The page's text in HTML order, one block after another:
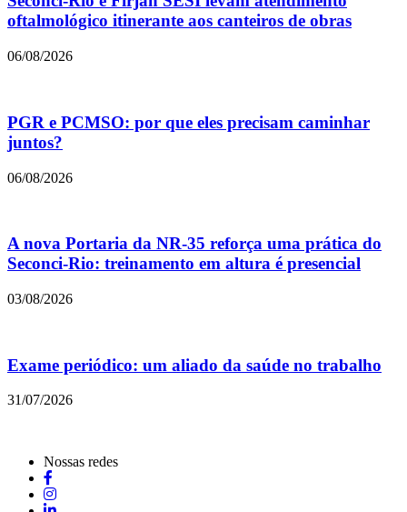
oftalmológico itinerante aos canteiros de obras
06/08/2026
PGR e PCMSO: por que eles precisam caminhar
juntos?
06/08/2026
A nova Portaria da NR-35 reforça uma prática do
Seconci-Rio: treinamento em altura é presencial
03/08/2026
Exame periódico: um aliado da saúde no trabalho
31/07/2026
Nossas redes